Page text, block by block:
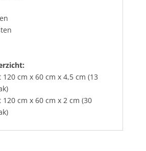
cm x 60 cm x 4,5 cm (13
cm x 60 cm x 2 cm (30